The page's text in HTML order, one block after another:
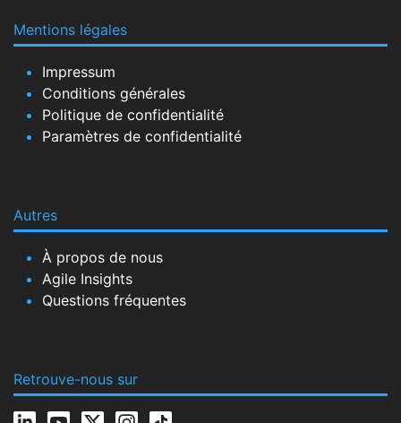
Mentions légales
Impressum
Conditions générales
Politique de confidentialité
Paramètres de confidentialité
Autres
À propos de nous
Agile Insights
Questions fréquentes
Retrouve-nous sur